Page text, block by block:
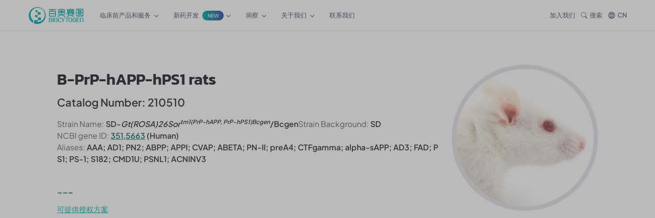
临床前产品和服务 新药开发 NEW 洞察 关于我们 联系我们 加入我们 搜索 CN
B-PrP-hAPP-hPS1 rats
Catalog Number: 210510
Strain Name: SD-Gt(ROSA)26Sortm1(PrP-hAPP, PrP-hPS1)Bcgen/BcgenStrain Background: SD
NCBI gene ID: 351,5663 (Human)
Aliases: AAA; AD1; PN2; ABPP; APPI; CVAP; ABETA; PN-II; preA4; CTFgamma; alpha-sAPP; AD3; FAD; P
S1; PS-1; S182; CMD1U; PSNL1; ACNINV3
---
可提供授权方案